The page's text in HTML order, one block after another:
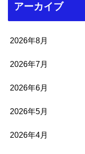
アーカイブ
2026年8月
2026年7月
2026年6月
2026年5月
2026年4月